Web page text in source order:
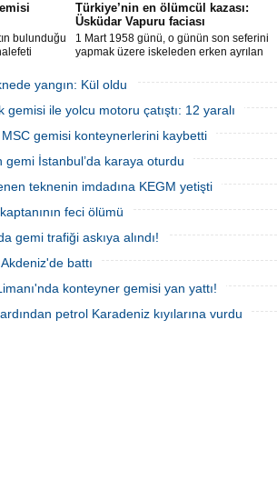
bulunduğu
Türkiye’nin en ölümcül kazası:
Üsküdar Vapuru faciası
1 Mart 1958 günü, o günün son seferini
yapmak üzere iskeleden erken ayrılan
dönemedi.
yangın: Kül oldu
gemisi ile yolcu motoru çatıştı: 12 yaralı
MSC gemisi konteynerlerini kaybetti
gemi İstanbul’da karaya oturdu
teknenin imdadına KEGM yetişti
feci ölümü
gemi trafiği askıya alındı!
battı
konteyner gemisi yan yattı!
petrol Karadeniz kıyılarına vurdu